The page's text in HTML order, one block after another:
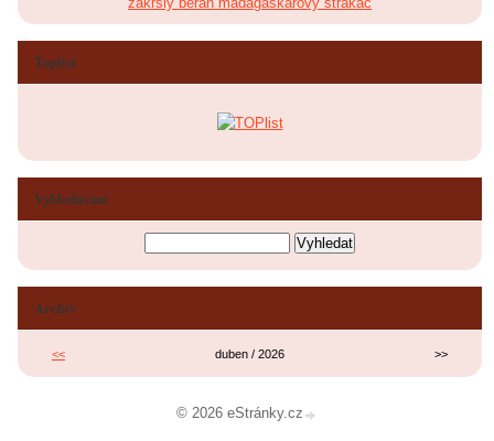
Toplist
Vyhledávání
Archiv
<< duben / 2026 >>
© 2026 eStránky.cz